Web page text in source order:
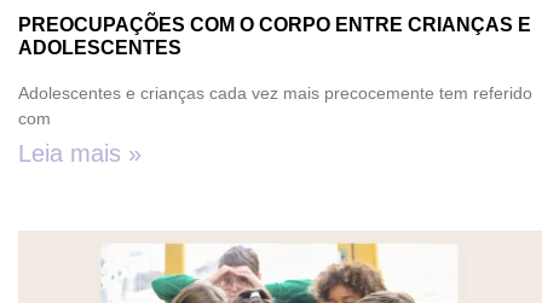
PREOCUPAÇÕES COM O CORPO ENTRE CRIANÇAS E
ADOLESCENTES
Adolescentes e crianças cada vez mais precocemente tem referido
com
Leia mais »